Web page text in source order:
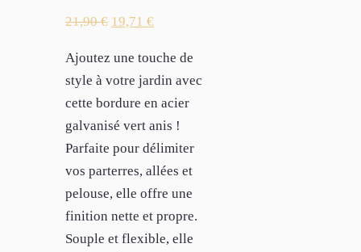
21,90€ 19,71 €
Ajoutez une touche de
style à votre jardin avec
cette bordure en acier
galvanisé vert anis !
Parfaite pour délimiter
vos parterres, allées et
pelouse, elle offre une
finition nette et propre.
Souple et flexible, elle